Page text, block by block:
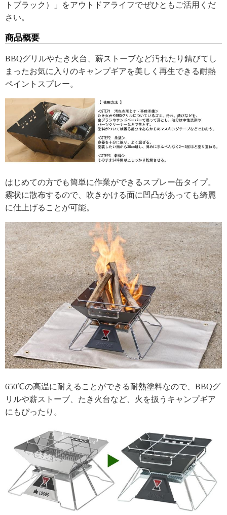
トブラック）」をアウトドアライフでぜひともご活用くだ
さい。
商品概要
BBQグリルやたき火台、薪ストーブなど汚れたり錆びてし
まったお気に入りのキャンプギアを美しく再生できる耐熱
ペイントスプレー。
はじめての方でも簡単に作業ができるスプレー缶タイプ。
霧状に散布するので、吹きかける面に凹凸があっても綺麗
に仕上げることが可能。
650℃の高温に耐えることができる耐熱塗料なので、BBQグ
リルや薪ストーブ、たき火台など、火を扱うキャンプギア
にもぴったり。